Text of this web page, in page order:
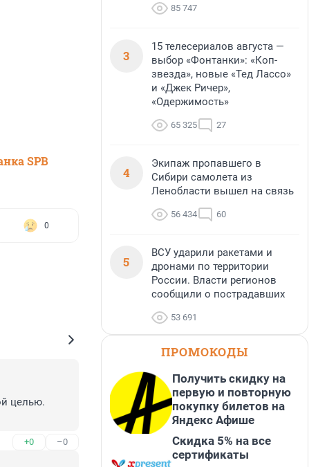
SPB
0
целью.
+0 –0
85 747
3
15 телесериалов августа —
выбор «Фонтанки»: «Коп-
звезда», новые «Тед Лассо»
и «Джек Ричер»,
«Одержимость»
65 325 27
4
Экипаж пропавшего в
Сибири самолета из
Ленобласти вышел на связь
56 434 60
5
ВСУ ударили ракетами и
дронами по территории
России. Власти регионов
сообщили о пострадавших
53 691
ПРОМОКОДЫ
Получить скидку на
первую и повторную
покупку билетов на
Яндекс Афише
Скидка 5% на все
сертификаты